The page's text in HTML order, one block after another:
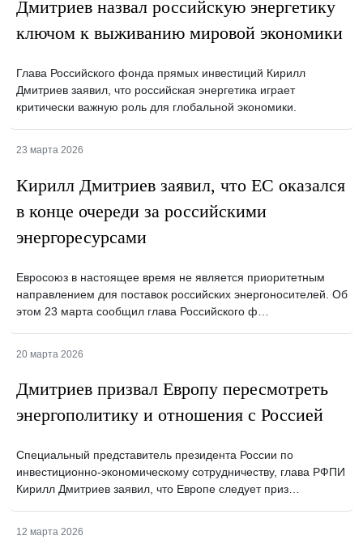
Дмитриев назвал российскую энергетику
ключом к выживанию мировой экономики
Глава Российского фонда прямых инвестиций Кирилл
Дмитриев заявил, что российская энергетика играет
критически важную роль для глобальной экономики.
23 марта 2026
Кирилл Дмитриев заявил, что ЕС оказался
в конце очереди за российскими
энергоресурсами
Евросоюз в настоящее время не является приоритетным
направлением для поставок российских энергоносителей. Об
этом 23 марта сообщил глава Российского ф…
20 марта 2026
Дмитриев призвал Европу пересмотреть
энергополитику и отношения с Россией
Специальный представитель президента России по
инвестиционно-экономическому сотрудничеству, глава РФПИ
Кирилл Дмитриев заявил, что Европе следует приз…
12 марта 2026